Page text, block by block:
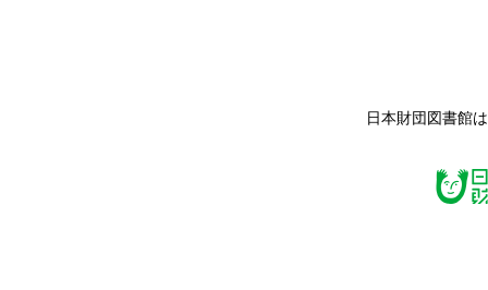
日本財団図書館